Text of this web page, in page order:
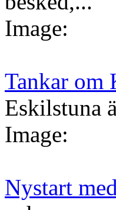
Image:
Tankar om
Eskilstuna
Image:
Nystart